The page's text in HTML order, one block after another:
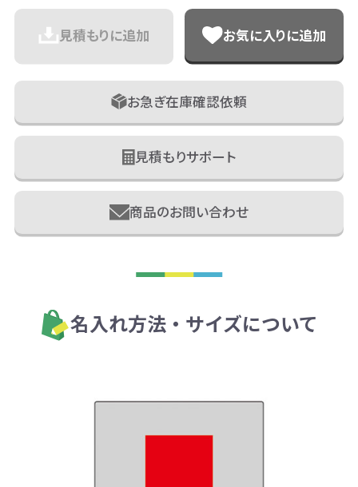
見積もりに追加 お気に入りに追加
お急ぎ在庫確認依頼
見積もりサポート
商品のお問い合わせ
名入れ方法・サイズについて